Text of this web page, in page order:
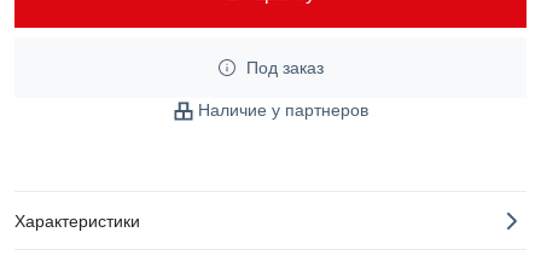
Под заказ
Наличие у партнеров
Характеристики